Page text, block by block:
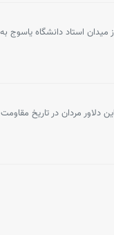
استاد دانشگاه یاسوج به
دلاور مردان در تاریخ مقاومت